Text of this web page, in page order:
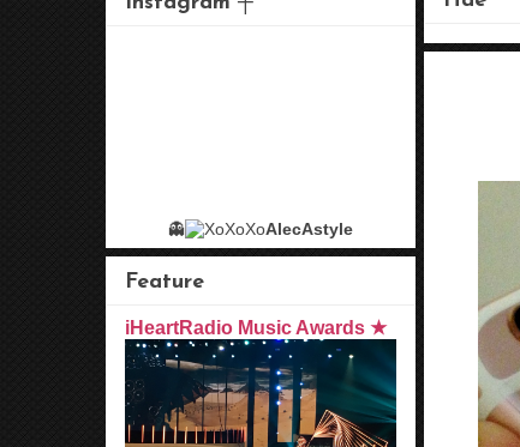
👻 AlecAstyle
Feature
iHeartRadio Music Awards ★